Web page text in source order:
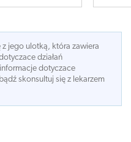
jego ulotką, która zawiera
działań
dotyczace
skonsultuj się z lekarzem